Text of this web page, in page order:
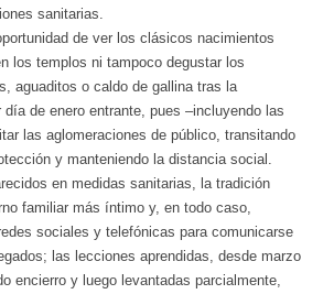
sanitarias.
de ver los clásicos nacimientos
los templos ni tampoco degustar los
aguaditos o caldo de gallina tras la
día de enero entrante, pues –incluyendo las
las aglomeraciones de público, transitando
y manteniendo la distancia social.
en medidas sanitarias, la tradición
familiar más íntimo y, en todo caso,
sociales y telefónicas para comunicarse
las lecciones aprendidas, desde marzo
encierro y luego levantadas parcialmente,